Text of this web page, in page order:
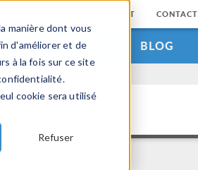
manière dont vous
d'améliorer et de
à la fois sur ce site
cookie sera utilisé
Refuser
SUPPORT CONTACT
EVENEMENTS BLOG